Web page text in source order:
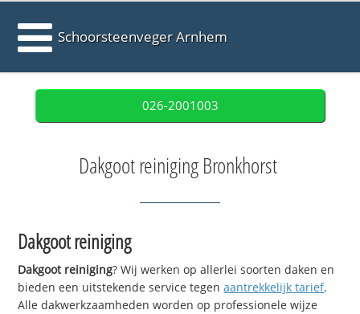
Schoorsteenveger Arnhem
026-2001003
Dakgoot reiniging Bronkhorst
Dakgoot reiniging
Dakgoot reiniging? Wij werken op allerlei soorten daken en
bieden een uitstekende service tegenaantrekkelijk tarief.
Alle dakwerkzaamheden worden op professionele wijze